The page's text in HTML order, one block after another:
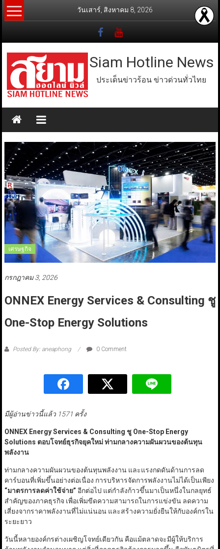
Skip
to
วันเสาร์, สิงหาคม 8, 2026
Siam Hotline News
ประเด็นข่าวร้อน ข่าวด่วนทั่วไทย
เศรษฐกิจ
กรกฎาคม 3, 2026
ONNEX Energy Services & Consulting ชู
One-Stop Energy Solutions
Posted By: aneaphong 0 Comment
มีผู้อ่านข่าวนี้แล้ว 1571 ครั้ง
ONNEX Energy Services & Consulting ชู One-Stop Energy
Solutions ตอบโจทย์ธุรกิจยุคใหม่ ท่ามกลางความผันผวนของต้นทุน
พลังงาน
ท่ามกลางความผันผวนของต้นทุนพลังงาน และแรงกดดันด้านการลด
คาร์บอนที่เพิ่มขึ้นอย่างต่อเนื่อง การบริหารจัดการพลังงานไม่ได้เป็นเพียง
“มาตรการลดค่าใช้จ่าย” อีกต่อไป แต่กำลังก้าวขึ้นมาเป็นหนึ่งในกลยุทธ์
สำคัญของภาคธุรกิจ เพื่อเพิ่มขีดความสามารถในการแข่งขัน ลดความ
เสี่ยงจากราคาพลังงานที่ไม่แน่นอน และสร้างความยั่งยืนให้กับองค์กรใน
ระยะยาว
วันนี้หลายองค์กรต่างเผชิญโจทย์เดียวกัน คือแม้ตลาดจะมีผู้ให้บริการ